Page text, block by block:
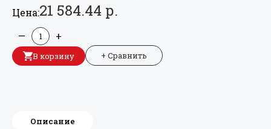
Цена:21 584.44 р.
— +
В корзину + Сравнить
Описание